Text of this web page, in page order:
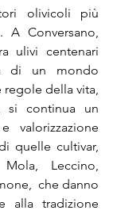
olivicoli più
A Conversano,
ulivi centenari
di un mondo
della vita,
si continua un
valorizzazione
quelle cultivar,
Leccino,
che danno
alla tradizione